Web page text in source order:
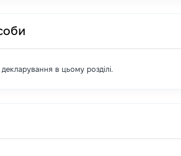
в цьому розділі.